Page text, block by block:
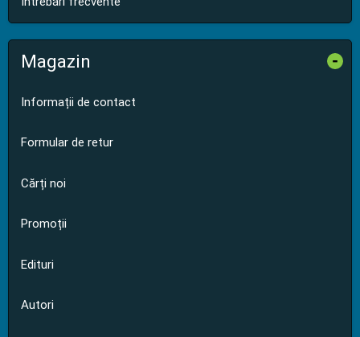
Magazin -
Informații de contact
Formular de retur
Cărți noi
Promoții
Edituri
Autori